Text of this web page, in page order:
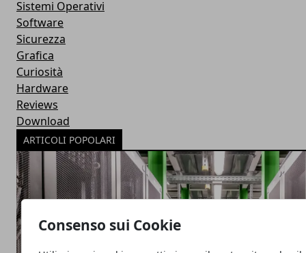
Consenso sui Cookie
Sistemi Operativi
Software
Sicurezza
Grafica
Curiosità
Hardware
Reviews
Download
ARTICOLI POPOLARI